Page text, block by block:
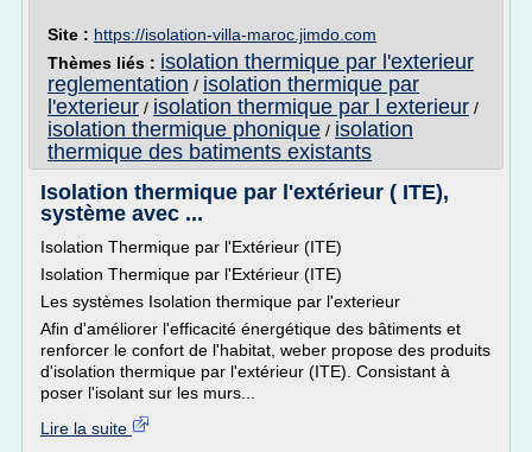
Site : https://isolation-villa-maroc.jimdo.com
Thèmes liés : isolation thermique par l'exterieur
reglementation / isolation thermique par
l'exterieur / isolation thermique par l exterieur /
isolation thermique phonique / isolation
thermique des batiments existants
Isolation thermique par l'extérieur ( ITE),
système avec ...
Isolation Thermique par l'Extérieur (ITE)
Isolation Thermique par l'Extérieur (ITE)
Les systèmes Isolation thermique par l'exterieur
Afin d'améliorer l'efficacité énergétique des bâtiments et
renforcer le confort de l'habitat, weber propose des produits
d'isolation thermique par l'extérieur (ITE). Consistant à
poser l'isolant sur les murs...
Lire la suite